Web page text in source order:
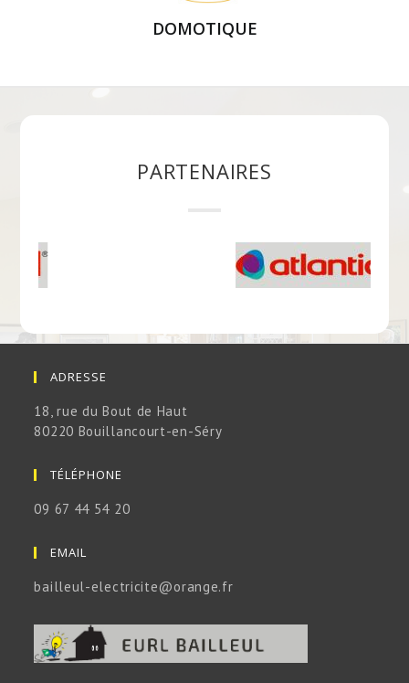
DOMOTIQUE
PARTENAIRES
ADRESSE
18, rue du Bout de Haut
80220 Bouillancourt-en-Séry
TÉLÉPHONE
09 67 44 54 20
EMAIL
bailleul-electricite@orange.fr